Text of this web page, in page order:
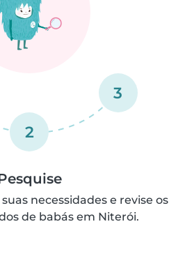
2
3
necessidades e revise os
de babás em Niterói.